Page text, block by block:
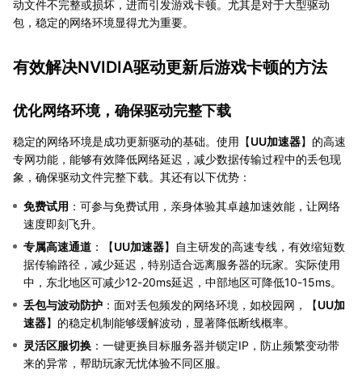
动文件不完整或损坏，进而引发游戏卡顿。尤其是对于大型驱动
包，稳定的网络环境显得尤为重要。
有效解决NVIDIA驱动更新后游戏卡顿的方法
优化网络环境，确保驱动完整下载
稳定的网络环境是成功更新驱动的基础。使用【UU加速器】的高速
专网功能，能够有效降低网络延迟，减少数据传输过程中的丢包现
象，确保驱动文件完整下载。其还有以下优势：
免费试用 ：可参与免费试用，亲身体验其卓越加速效能，让网络
速度即刻飞升。
专属高速通道 ：【UU加速器】自主研发的高速专线，有效缩短数
据传输路径，减少延迟，特别适合远离服务器的玩家。实际使用
中，东北地区可减少12-20ms延迟，中部地区可降低10-15ms。
丢包与波动防护 ：面对丢包频发的网络环境，如校园网，【UU加
速器】的稳定机制能够缓解波动，显著降低断线概率。
灵活区服切换 ：一键更换目标服务器并锁定IP，防止频繁变动带
来的异常，帮助玩家无忧体验不同区服。